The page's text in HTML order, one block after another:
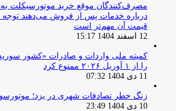
مصرف‌کنندگان موقع خرید موتورسیکلت
درباره خدمات پس از فروش می‌دهند توجه
قیمت آن مهم‌تر است
12 اسفند 1404 15:17
کمیته ملی واردات و صادرات «کشور
را از ۱ آوریل ۲۰۲۶ ممنوع کرد
11 دی 1404 07:32
زنگ خطر تصادفات شهری در یزد؛
10 دی 1404 23:49